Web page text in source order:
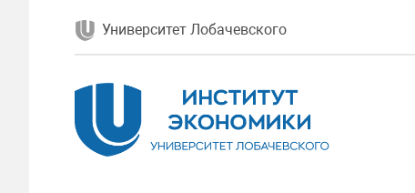
Университет Лобачевского